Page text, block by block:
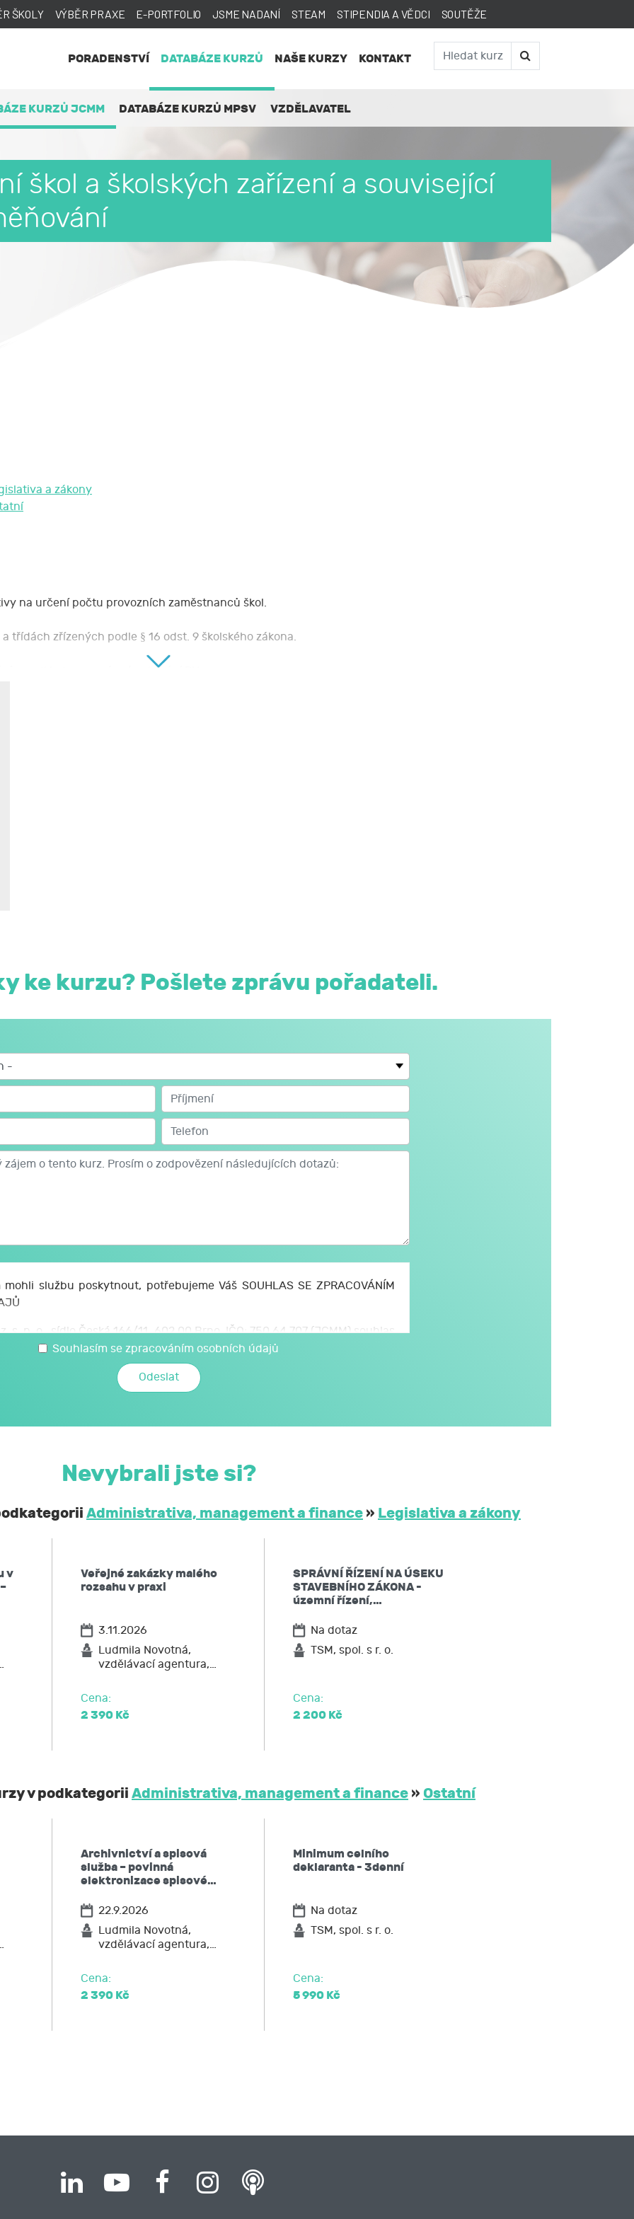
ŠKOLY VÝBĚR PRAXE E-PORTFOLIO JSME NADANÍ STEAM STIPENDIA A VĚDCI SOUTĚŽE
PORADENSTVÍ DATABÁZE KURZŮ
KURZŮ JCMM DATABÁZE KURZŮ MPSV VZDĚLAVATEL
NAŠE KURZY KONTAKT
škol a školských zařízení a související
a zákony
na určení počtu provozních zaměstnanců škol.
třídách zřízených podle § 16 odst. 9 školského zákona.
- podklad pro správné vykázání PHmax.
ke kurzu? Pošlete zprávu pořadateli.
službu poskytnout, potřebujeme Váš SOUHLAS SE ZPRACOVÁNÍM
s. p. o., sídlo Česká 166/11, 602 00 Brno, IČO: 750 64 707 (JCMM) souhlas
svých osobních a citlivých údajů, které jsem uvedl/a v tomto formuláři,
poskytnu při kariérovém poradenství realizovaném JCMM.
a citlivými údaji může JCMM nakládat způsobem a v největším rozsahu
osobních údajů č. 2016/679, a to za účelem mé účasti na aktivitách
a citlivé údaje neposkytne bez mého souhlasu třetím osobám
a nadřízených orgánů. Svůj souhlas uděluji JCMM na dobu
JCMM informaci, jaké moje osobní údaje zpracovává, žádat si kopii
omezení zpracování,
JCMM výmaz těchto osobních údajů
údajů,
Souhlasím se zpracováním osobních údajů
Nevybrali jste si?
Administrativa, management a finance » Legislativa a zákony
v
Veřejné zakázky malého
rozsahu v praxi
3.11.2026
Ludmila Novotná,
vzdělávací agentura,…
Cena:
2 390 Kč
SPRÁVNÍ ŘÍZENÍ NA ÚSEKU
STAVEBNÍHO ZÁKONA -
územní řízení,…
Na dotaz
TSM, spol. s r. o.
Cena:
2 200 Kč
v podkategorii Administrativa, management a finance » Ostatní
Archivnictví a spisová
služba – povinná
elektronizace spisové…
22.9.2026
Ludmila Novotná,
vzdělávací agentura,…
Cena:
2 390 Kč
Minimum celního
deklaranta - 3denní
Na dotaz
TSM, spol. s r. o.
Cena:
5 990 Kč